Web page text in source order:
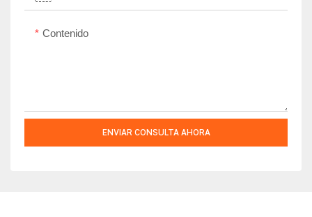
Contenido
ENVIAR CONSULTA AHORA